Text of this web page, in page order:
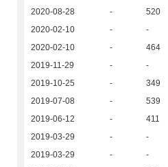
2020-08-28
- 520
2020-02-10
- -
2020-02-10
- 464
2019-11-29
- -
2019-10-25
- 349
2019-07-08
- 539
2019-06-12
- 411
2019-03-29
- -
2019-03-29
- -